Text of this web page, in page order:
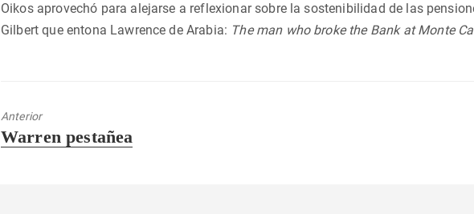
Oikos aprovechó para alejarse a reflexionar sobre la sostenibilidad de las
Gilbert que entona Lawrence de Arabia: The man who broke the Bank at Monte
Anterior
Entrada
Warren pestañea